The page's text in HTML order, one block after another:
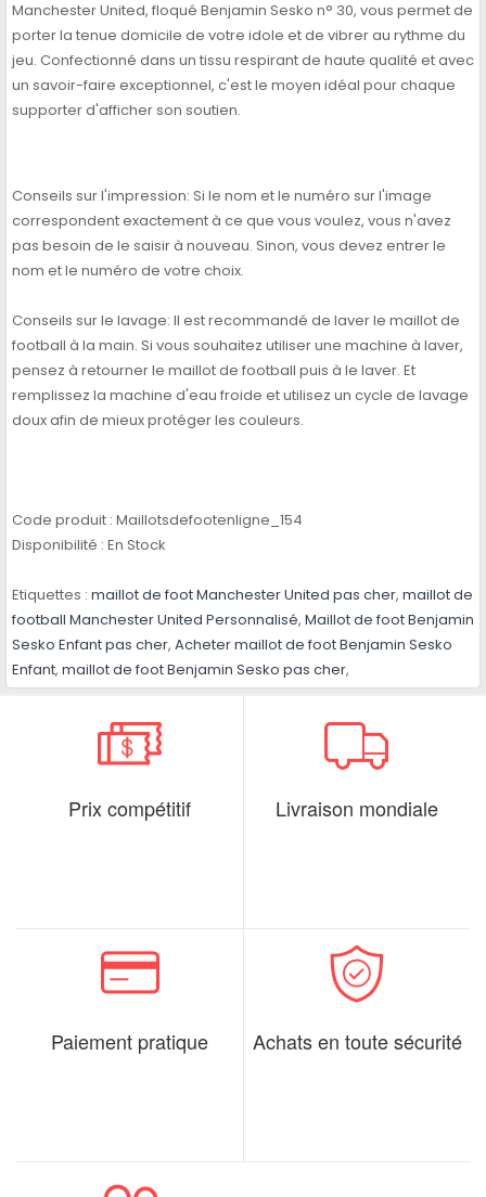
Manchester United, floqué Benjamin Sesko n° 30, vous permet de
porter la tenue domicile de votre idole et de vibrer au rythme du
jeu. Confectionné dans un tissu respirant de haute qualité et avec
un savoir-faire exceptionnel, c'est le moyen idéal pour chaque
supporter d'afficher son soutien.
Conseils sur l'impression: Si le nom et le numéro sur l'image
correspondent exactement à ce que vous voulez, vous n'avez
pas besoin de le saisir à nouveau. Sinon, vous devez entrer le
nom et le numéro de votre choix.
Conseils sur le lavage: Il est recommandé de laver le maillot de
football à la main. Si vous souhaitez utiliser une machine à laver,
pensez à retourner le maillot de football puis à le laver. Et
remplissez la machine d'eau froide et utilisez un cycle de lavage
doux afin de mieux protéger les couleurs.
Code produit : Maillotsdefootenligne_154
Disponibilité : En Stock
Etiquettes : maillot de foot Manchester United pas cher, maillot de
football Manchester United Personnalisé, Maillot de foot Benjamin
Sesko Enfant pas cher, Acheter maillot de foot Benjamin Sesko
Enfant, maillot de foot Benjamin Sesko pas cher,
Prix compétitif Livraison mondiale
Paiement pratique Achats en toute sécurité